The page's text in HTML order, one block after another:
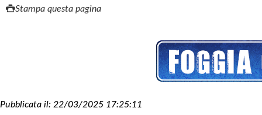
Stampa questa pagina
Pubblicata il: 22/03/2025 17:25:11